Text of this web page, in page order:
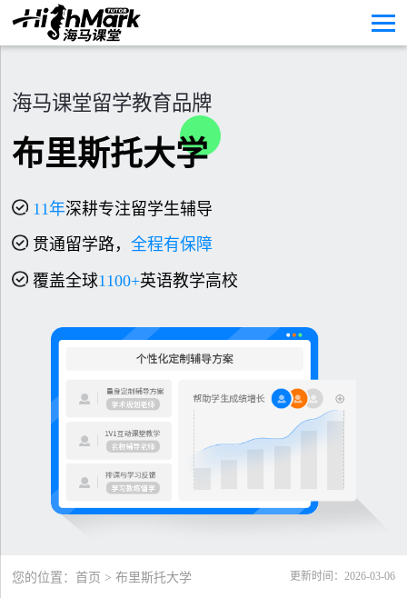
海马课堂留学教育品牌
布里斯托大学
11年深耕专注留学生辅导
贯通留学路， 全程有保障
覆盖全球1100+英语教学高校
您的位置：首页 > 布里斯托大学 更新时间：2026-03-06